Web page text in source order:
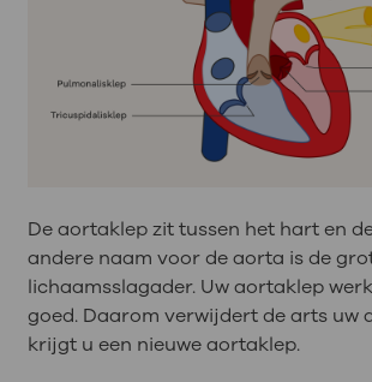
De aortaklep zit tussen het hart en
andere naam voor de aorta is de
lichaamsslagader. Uw aortaklep
goed. Daarom verwijdert de arts uw
krijgt u een nieuwe aortaklep.